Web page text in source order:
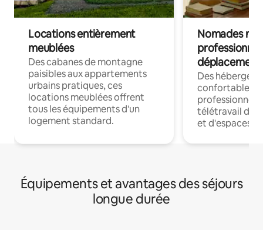
Locations entièrement
meublées
Des cabanes de montagne
paisibles aux appartements
urbains pratiques, ces
locations meublées offrent
tous les équipements d'un
logement standard.
Nomades
déplacement
Des
confortables
professionnels
télétravail
et d'espaces
Équipements et avantages des séjours
longue durée